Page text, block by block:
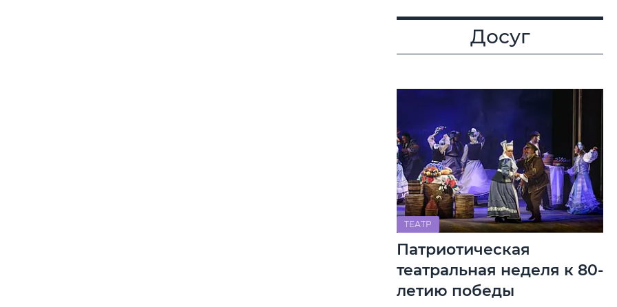
Досуг
ТЕАТР
Патриотическая
театральная неделя к 80-
летию победы